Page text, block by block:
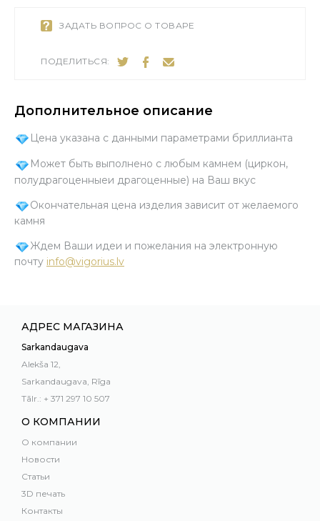
ЗАДАТЬ ВОПРОС О ТОВАРЕ
ПОДЕЛИТЬСЯ:
Дополнительное описание
Цена указана с данными параметрами бриллианта
Может быть выполнено с любым камнем (циркон,
полудрагоценныеи драгоценные) на Ваш вкус
Окончательная цена изделия зависит от желаемого
камня
Ждем Ваши идеи и пожелания на электронную
почту info@vigorius.lv
АДРЕС МАГАЗИНА
Sarkandaugava
Alekša 12,
Sarkandaugava, Rīga
Tālr.: + 371 297 10 507
О КОМПАНИИ
О компании
Новости
Статьи
3D печать
Контакты